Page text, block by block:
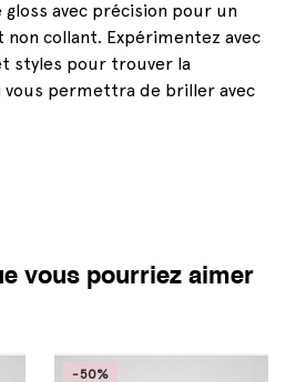
avec précision pour un
collant. Expérimentez avec
styles pour trouver la
permettra de briller avec
vous pourriez aimer
-50%